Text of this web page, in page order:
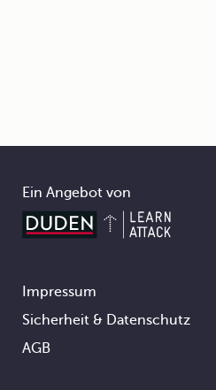
Ein Angebot von
Footer
Impressum
Sicherheit & Datenschutz
AGB